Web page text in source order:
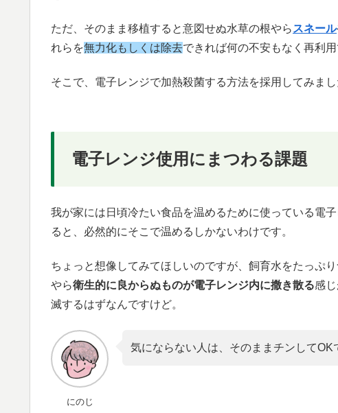
ただ、そのまま移植すると意図せぬ水草の根やら スネール
れらを無力化もしくは除去できれば何の不安もなく再利用
そこで、電子レンジで加熱殺菌する方法を採用してみまし
電子レンジ使用にまつわる課題
我が家には日頃冷たい食品を温めるために使っている電
ると、必然的にそこで温めるしかないわけです。
ちょっと想像してみてほしいのですが、飼育水をたっぷ
やら衛生的に良からぬものが電子レンジ内に撒き散る感
滅するはずなんですけど。
にのじ
気にならない人は、そのままチンしてOK